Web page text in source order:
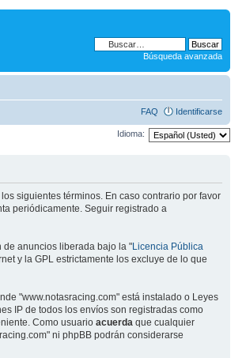
Búsqueda avanzada
FAQ Identificarse
Idioma:
siguientes términos. En caso contrario por favor
periódicamente. Seguir registrado a
de anuncios liberada bajo la "Licencia Pública
y la GPL estrictamente los excluye de lo que
"www.notasracing.com" está instalado o Leyes
IP de todos los envíos son registradas como
Como usuario acuerda que cualquier
ni phpBB podrán considerarse